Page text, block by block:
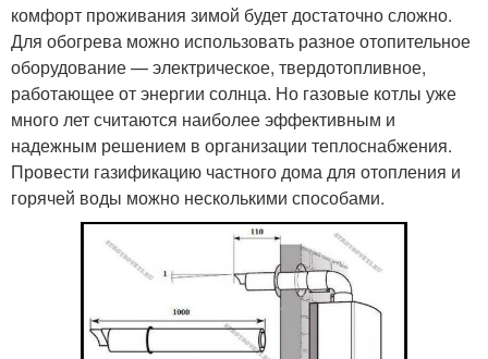
комфорт проживания зимой будет достаточно сложно.
Для обогрева можно использовать разное отопительное
оборудование — электрическое, твердотопливное,
работающее от энергии солнца. Но газовые котлы уже
много лет считаются наиболее эффективным и
надежным решением в организации теплоснабжения.
Провести газификацию частного дома для отопления и
горячей воды можно несколькими способами.